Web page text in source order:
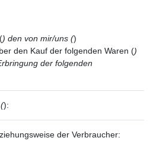
) den von mir/uns ()
den Kauf der folgenden Waren ()
der folgenden
):
der Verbraucher: